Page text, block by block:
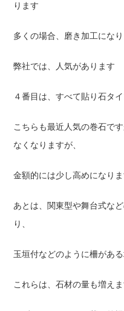
ります
多くの場合、磨き加工にな
弊社では、人気があります
４番目は、すべて貼り石タ
こちらも最近人気の巻石で
なくなりますが、
金額的には少し高めになり
あとは、関東型や舞台式な
り、
玉垣付などのように柵があ
これらは、石材の量も増え